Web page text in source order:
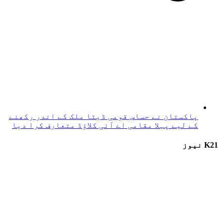
پاکستان نے حساس قومی ڈیٹا ملک کے اندر رکھنے
کے لیے پہلا مقامی اے آئی کلاؤڈ متعارف کرا دیا
K21 نیوز